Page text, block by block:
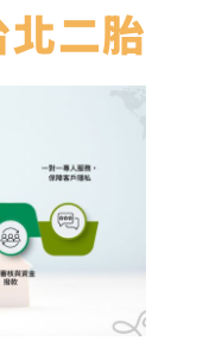
二胎